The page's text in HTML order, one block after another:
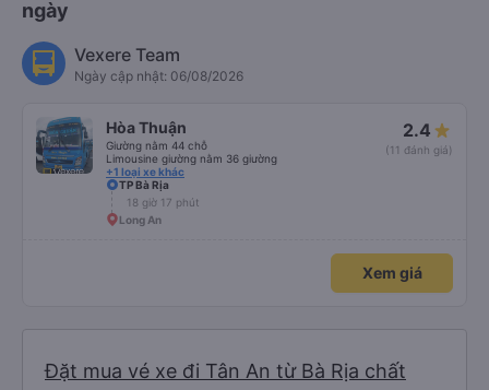
ngày
Vexere Team
Ngày cập nhật: 06/08/2026
Hòa Thuận
Giường nằm 44 chỗ
Limousine giường nằm 36 giường
+1 loại xe khác
2.4
(11 đánh giá)
TP Bà Rịa
18 giờ 17 phút
Long An
Xem giá
Đặt mua vé xe đi Tân An từ Bà Rịa chất